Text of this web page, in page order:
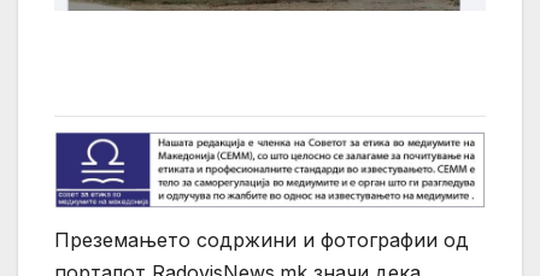
Преземањето содржини и фотографии од